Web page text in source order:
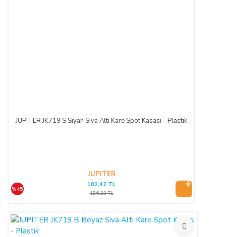
JUPITER JK719 S Siyah Sıva Altı Kare Spot Kasası - Plastik
JUPITER
%45
102,42 TL
186,23 TL